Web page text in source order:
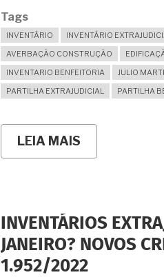
Tags
INVENTÁRIO INVENTÁRIO
AVERBAÇÃO CONSTRUÇÃO
INVENTARIO BENFEITORIA
JULIO
PARTILHA EXTRAJUDICIAL
PARTILHA
LEIA MAIS
NO
TERRENO
OBJETO
DA
HERANÇA
INVENTÁRIOS
JANEIRO? NOVOS
1.952/2022